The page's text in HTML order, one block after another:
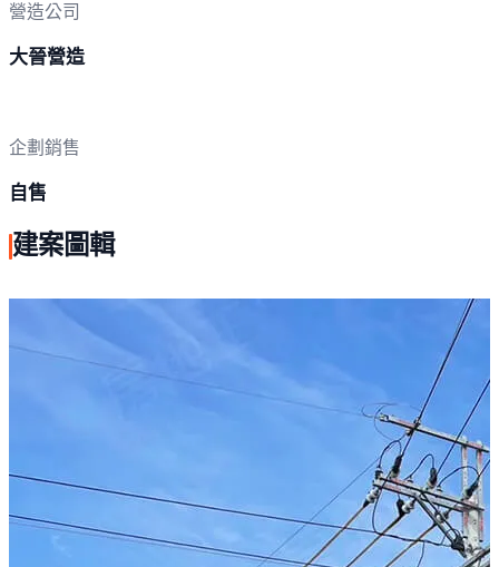
營造公司
大晉營造
企劃銷售
自售
建案圖輯